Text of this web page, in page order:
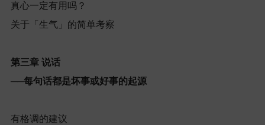
真心一定有用吗？
关于「生气」的简单考察
第三章 说话
──每句话都是坏事或好事的起源
有格调的建议